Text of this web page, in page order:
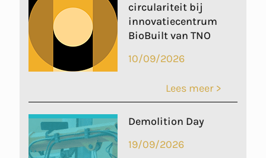
circulariteit bij
innovatiecentrum
BioBuilt van TNO
10/09/2026
Lees meer >
Demolition Day
19/09/2026